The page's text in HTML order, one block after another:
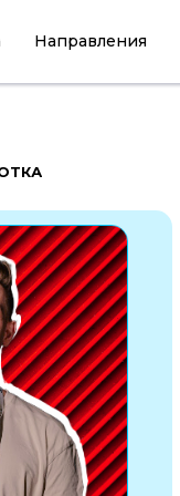
Направления